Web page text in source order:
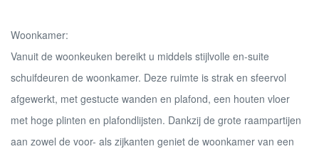
Woonkamer:
Vanuit de woonkeuken bereikt u middels stijlvolle en-suite
schuifdeuren de woonkamer. Deze ruimte is strak en sfeervol
afgewerkt, met gestucte wanden en plafond, een houten vloer
met hoge plinten en plafondlijsten. Dankzij de grote raampartijen
aan zowel de voor- als zijkanten geniet de woonkamer van een